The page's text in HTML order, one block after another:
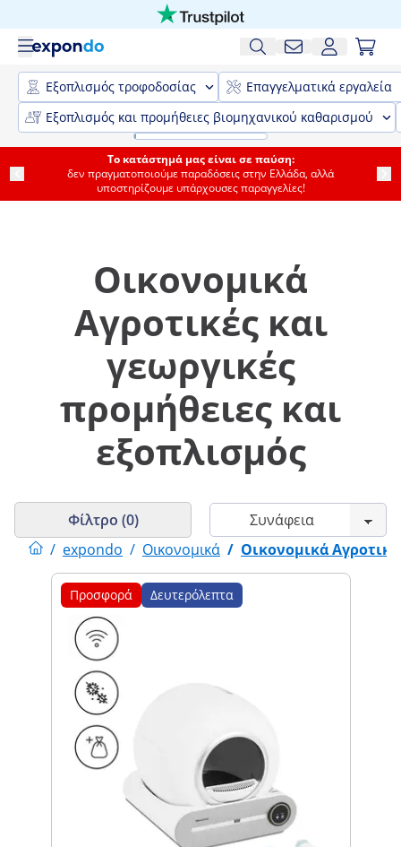
Εξοπλισμός τροφοδοσίας
Επαγγελματικά εργαλεία
Εξοπλισμός και προμήθειες βιομηχανικού καθαρισμού
Το κατάστημά μας είναι σε παύση:
δεν πραγματοποιούμε παραδόσεις στην Ελλάδα, αλλά
υποστηρίζουμε υπάρχουσες παραγγελίες!
Οικονομικά
Αγροτικές και
γεωργικές
προμήθειες και
εξοπλισμός
/ expondo / Οικονομικά / Οικονομικά
Φίλτρο (0)
Προσφορά Δευτερόλεπτα